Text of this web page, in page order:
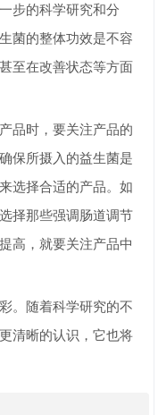
步的科学研究和分
菌的整体功效是不容
至在改善状态等方面
品时，要关注产品的
保所摄入的益生菌是
选择合适的产品。如
择那些强调肠道调节
高，就要关注产品中
。随着科学研究的不
清晰的认识，它也将